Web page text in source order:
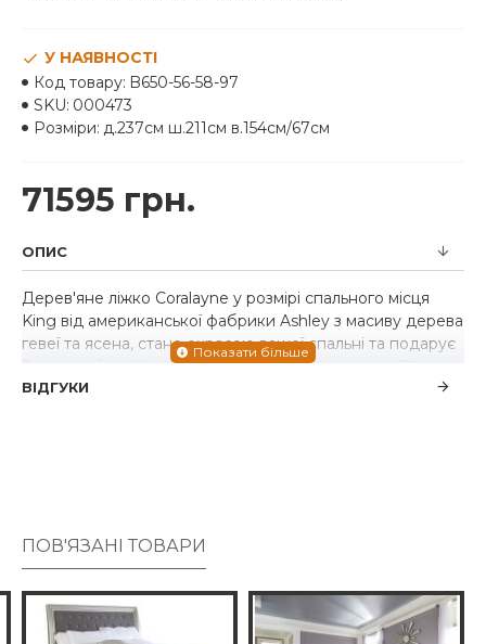
71595 грн.
У НАЯВНОСТІ
Код товару: B650-56-58-97
SKU: 000473
Розміри: д.237см ш.211см в.154см/67см
ОПИС
Дерев'яне ліжко Coralayne у розмірі спального місця
King від американської фабрики Ashley з масиву дерева
гевеї та ясена, стане окрасою вашої спальні та подарує
Вам незабутній комфортний відпочинок та сон. Вигнуте
узголів'я з м'якою оббивкою з красивої та приємної на
ВІДГУКИ
ПОВ'ЯЗАНІ ТОВАРИ